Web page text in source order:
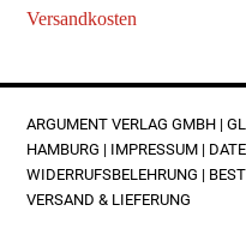
Versandkosten
FOOTER
ARGUMENT VERLAG GMBH |
AMBURG | IMPRESSUM |
WIDERRUFSBELEHRUNG |
VERSAND & LIEFERUNG